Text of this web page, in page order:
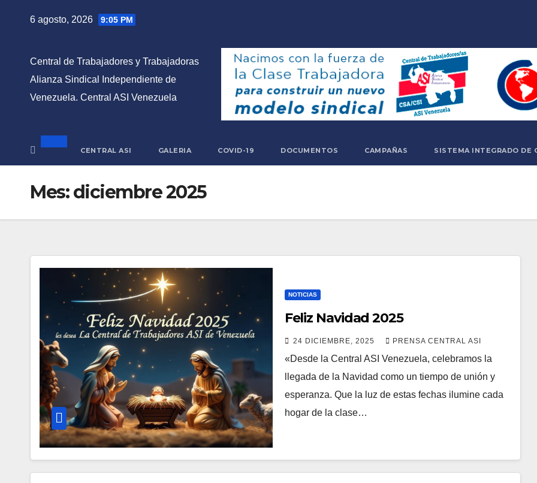
6 agosto, 2026 9:05 PM
Central de Trabajadores y Trabajadoras
Alianza Sindical Independiente de
Venezuela. Central ASI Venezuela
CENTRAL ASI GALERIA COVID-19 DOCUMENTOS CAMPAÑAS SISTEMA INTEGRADO DE
Mes:diciembre 2025
NOTICIAS
Feliz Navidad 2025
24 DICIEMBRE, 2025 PRENSA CENTRAL ASI
«Desde la Central ASI Venezuela, celebramos la
llegada de la Navidad como un tiempo de unión y
esperanza. Que la luz de estas fechas ilumine cada
hogar de la clase…